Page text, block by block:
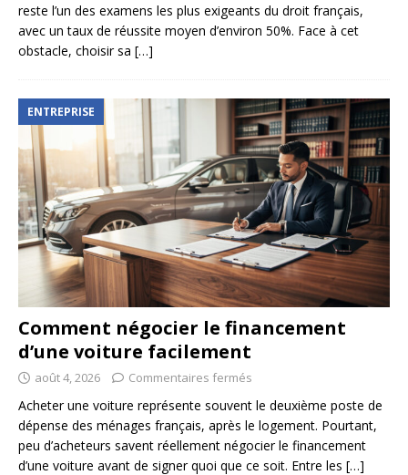
reste l’un des examens les plus exigeants du droit français,
avec un taux de réussite moyen d’environ 50%. Face à cet
obstacle, choisir sa […]
ENTREPRISE
Comment négocier le financement
d’une voiture facilement
août 4, 2026 Commentaires fermés
Acheter une voiture représente souvent le deuxième poste de
dépense des ménages français, après le logement. Pourtant,
peu d’acheteurs savent réellement négocier le financement
d’une voiture avant de signer quoi que ce soit. Entre les […]